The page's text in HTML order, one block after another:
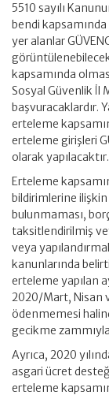
5510 sayılı
bendi
yer alanlar
kapsamında
Sosyal Güvenlik İl
başvuracaklardır.
erteleme
erteleme girişleri
olarak yapılacaktır.
Erteleme
bildirimlerine ilişkin
bulunmaması,
taksitlendirilmiş
veya
kanunlarında
erteleme yapılan
2020/Mart, Nisan
ödenmemesi
gecikme
Ayrıca, 2020
asgari ücret
erteleme